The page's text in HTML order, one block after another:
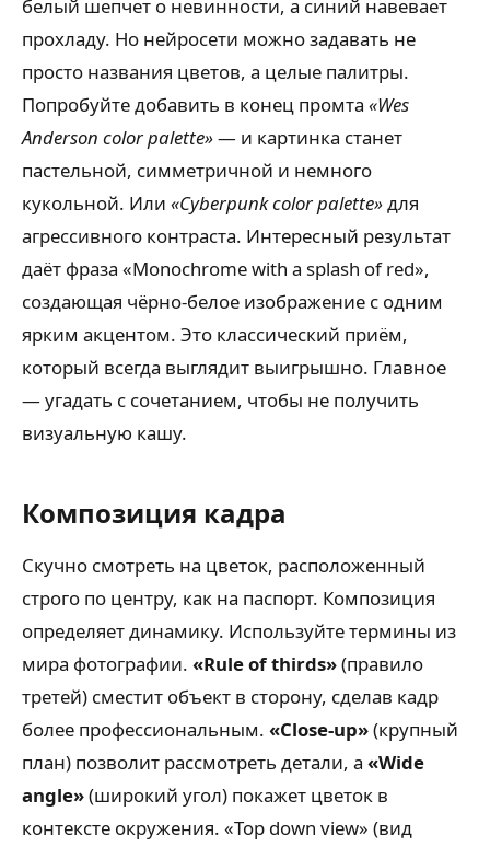
белый шепчет о невинности, а синий навевает
прохладу. Но нейросети можно задавать не
просто названия цветов, а целые палитры.
Попробуйте добавить в конец промта «Wes
Anderson color palette»— и картинка станет
пастельной, симметричной и немного
кукольной. Или «Cyberpunk color palette»для
агрессивного контраста. Интересный результат
даёт фраза «Monochrome with a splash of red»,
создающая чёрно-белое изображение с одним
ярким акцентом. Это классический приём,
который всегда выглядит выигрышно. Главное
— угадать с сочетанием, чтобы не получить
визуальную кашу.
Композиция кадра
Скучно смотреть на цветок, расположенный
строго по центру, как на паспорт. Композиция
определяет динамику. Используйте термины из
мира фотографии. «Rule of thirds»(правило
третей) сместит объект в сторону, сделав кадр
более профессиональным. «Close-up»(крупный
план) позволит рассмотреть детали, а «Wide
angle»(широкий угол) покажет цветок в
контексте окружения. «Top down view» (вид